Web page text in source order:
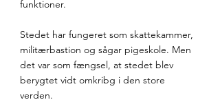
funktioner.
Stedet har fungeret som skattekammer,
militærbastion og sågar pigeskole. Men
det var som fængsel, at stedet blev
berygtet vidt omkribg i den store
verden.